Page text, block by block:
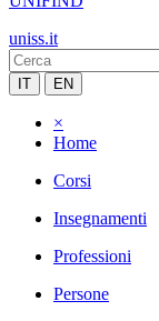
uniss.it
IT EN
×
Home
Corsi
Insegnamenti
Professioni
Persone